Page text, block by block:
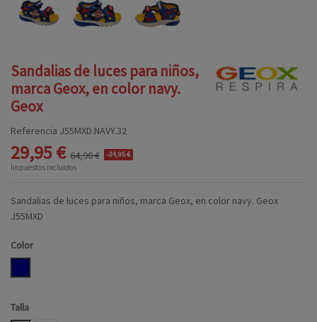
Sandalias de luces para niños,
marca Geox, en color navy.
Geox
Referencia J55MXD.NAVY.32
29,95 € 64,90 € -34,95 €
Impuestos incluidos
Sandalias de luces para niños, marca Geox, en color navy. Geox
J55MXD
Color
Talla